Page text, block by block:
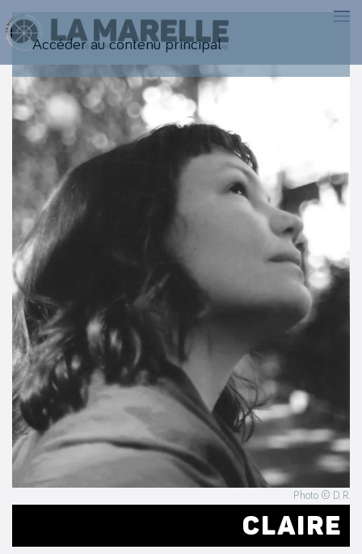
Accéder au contenu principal
Photo © D. R.
CLAIRE